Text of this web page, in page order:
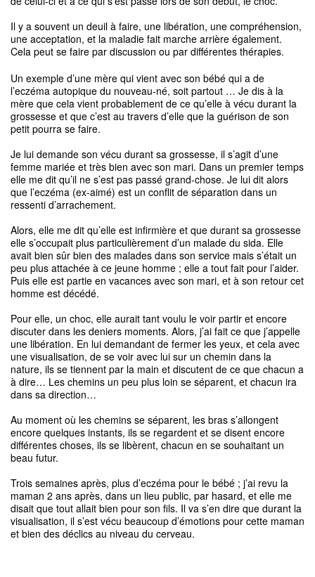
Il y a souvent un deuil à faire, une libération, une compréhension,
une acceptation, et la maladie fait marche arrière également.
Cela peut se faire par discussion ou par différentes thérapies.
Un exemple d’une mère qui vient avec son bébé qui a de
l’eczéma autopique du nouveau-né, soit partout … Je dis à la
mère que cela vient probablement de ce qu’elle à vécu durant la
grossesse et que c’est au travers d’elle que la guérison de son
petit pourra se faire.
Je lui demande son vécu durant sa grossesse, il s’agit d’une
femme mariée et très bien avec son mari. Dans un premier temps
elle me dit qu’il ne s’est pas passé grand-chose. Je lui dit alors
que l’eczéma (ex-aimé) est un conflit de séparation dans un
ressenti d’arrachement.
Alors, elle me dit qu’elle est infirmière et que durant sa grossesse
elle s’occupait plus particulièrement d’un malade du sida. Elle
avait bien sûr bien des malades dans son service mais s’était un
peu plus attachée à ce jeune homme ; elle a tout fait pour l’aider.
Puis elle est partie en vacances avec son mari, et à son retour cet
homme est décédé.
Pour elle, un choc, elle aurait tant voulu le voir partir et encore
discuter dans les deniers moments. Alors, j’ai fait ce que j’appelle
une libération. En lui demandant de fermer les yeux, et cela avec
une visualisation, de se voir avec lui sur un chemin dans la
nature, ils se tiennent par la main et discutent de ce que chacun a
à dire… Les chemins un peu plus loin se séparent, et chacun ira
dans sa direction…
Au moment où les chemins se séparent, les bras s’allongent
encore quelques instants, ils se regardent et se disent encore
différentes choses, ils se libèrent, chacun en se souhaitant un
beau futur.
Trois semaines après, plus d’eczéma pour le bébé ; j’ai revu la
maman 2 ans après, dans un lieu public, par hasard, et elle me
disait que tout allait bien pour son fils. Il va s’en dire que durant la
visualisation, il s’est vécu beaucoup d’émotions pour cette maman
et bien des déclics au niveau du cerveau.